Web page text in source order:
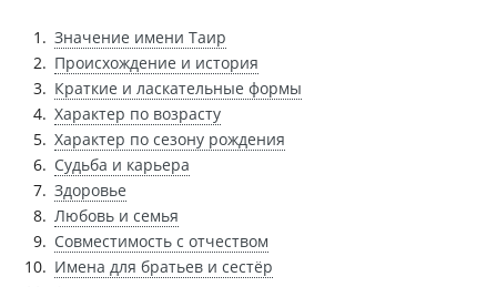
Значение имени Таир
Происхождение и история
Краткие и ласкательные формы
Характер по возрасту
Характер по сезону рождения
Судьба и карьера
Здоровье
Любовь и семья
Совместимость с отчеством
Имена для братьев и сестёр